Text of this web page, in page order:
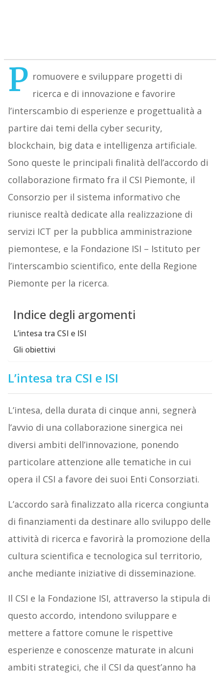
P romuovere e sviluppare progetti di
ricerca e di innovazione e favorire
l’interscambio di esperienze e progettualità a
partire dai temi della cyber security,
blockchain, big data e intelligenza artificiale.
Sono queste le principali finalità dell’accordo di
collaborazione firmato fra il CSI Piemonte, il
Consorzio per il sistema informativo che
riunisce realtà dedicate alla realizzazione di
servizi ICT per la pubblica amministrazione
piemontese, e la Fondazione ISI – Istituto per
l’interscambio scientifico, ente della Regione
Piemonte per la ricerca.
Indice degli argomenti
L’intesa tra CSI e ISI
Gli obiettivi
L’intesa tra CSI e ISI
L’intesa, della durata di cinque anni, segnerà
l’avvio di una collaborazione sinergica nei
diversi ambiti dell’innovazione, ponendo
particolare attenzione alle tematiche in cui
opera il CSI a favore dei suoi Enti Consorziati.
L’accordo sarà finalizzato alla ricerca congiunta
di finanziamenti da destinare allo sviluppo delle
attività di ricerca e favorirà la promozione della
cultura scientifica e tecnologica sul territorio,
anche mediante iniziative di disseminazione.
Il CSI e la Fondazione ISI, attraverso la stipula di
questo accordo, intendono sviluppare e
mettere a fattore comune le rispettive
esperienze e conoscenze maturate in alcuni
ambiti strategici, che il CSI da quest’anno ha